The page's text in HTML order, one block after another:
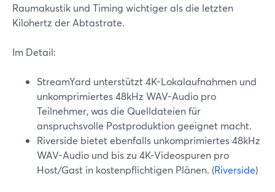
Raumakustik und Timing wichtiger als die letzten
Kilohertz der Abtastrate.
Im Detail:
StreamYard unterstützt 4K-Lokalaufnahmen und
unkomprimiertes 48kHz WAV-Audio pro
Teilnehmer, was die Quelldateien für
anspruchsvolle Postproduktion geeignet macht.
Riverside bietet ebenfalls unkomprimiertes 48kHz
WAV-Audio und bis zu 4K-Videospuren pro
Host/Gast in kostenpflichtigen Plänen. (Riverside)